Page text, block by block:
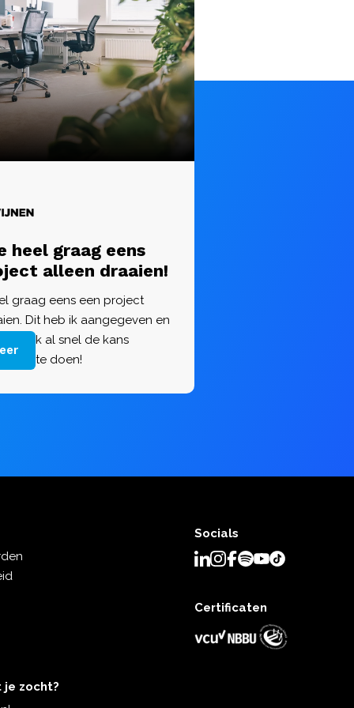
heel graag eens
alleen draaien!
graag eens een project
Dit heb ik aangegeven en
ik ook al snel de kans
dit te doen!
je zocht?
Socials
Certificaten